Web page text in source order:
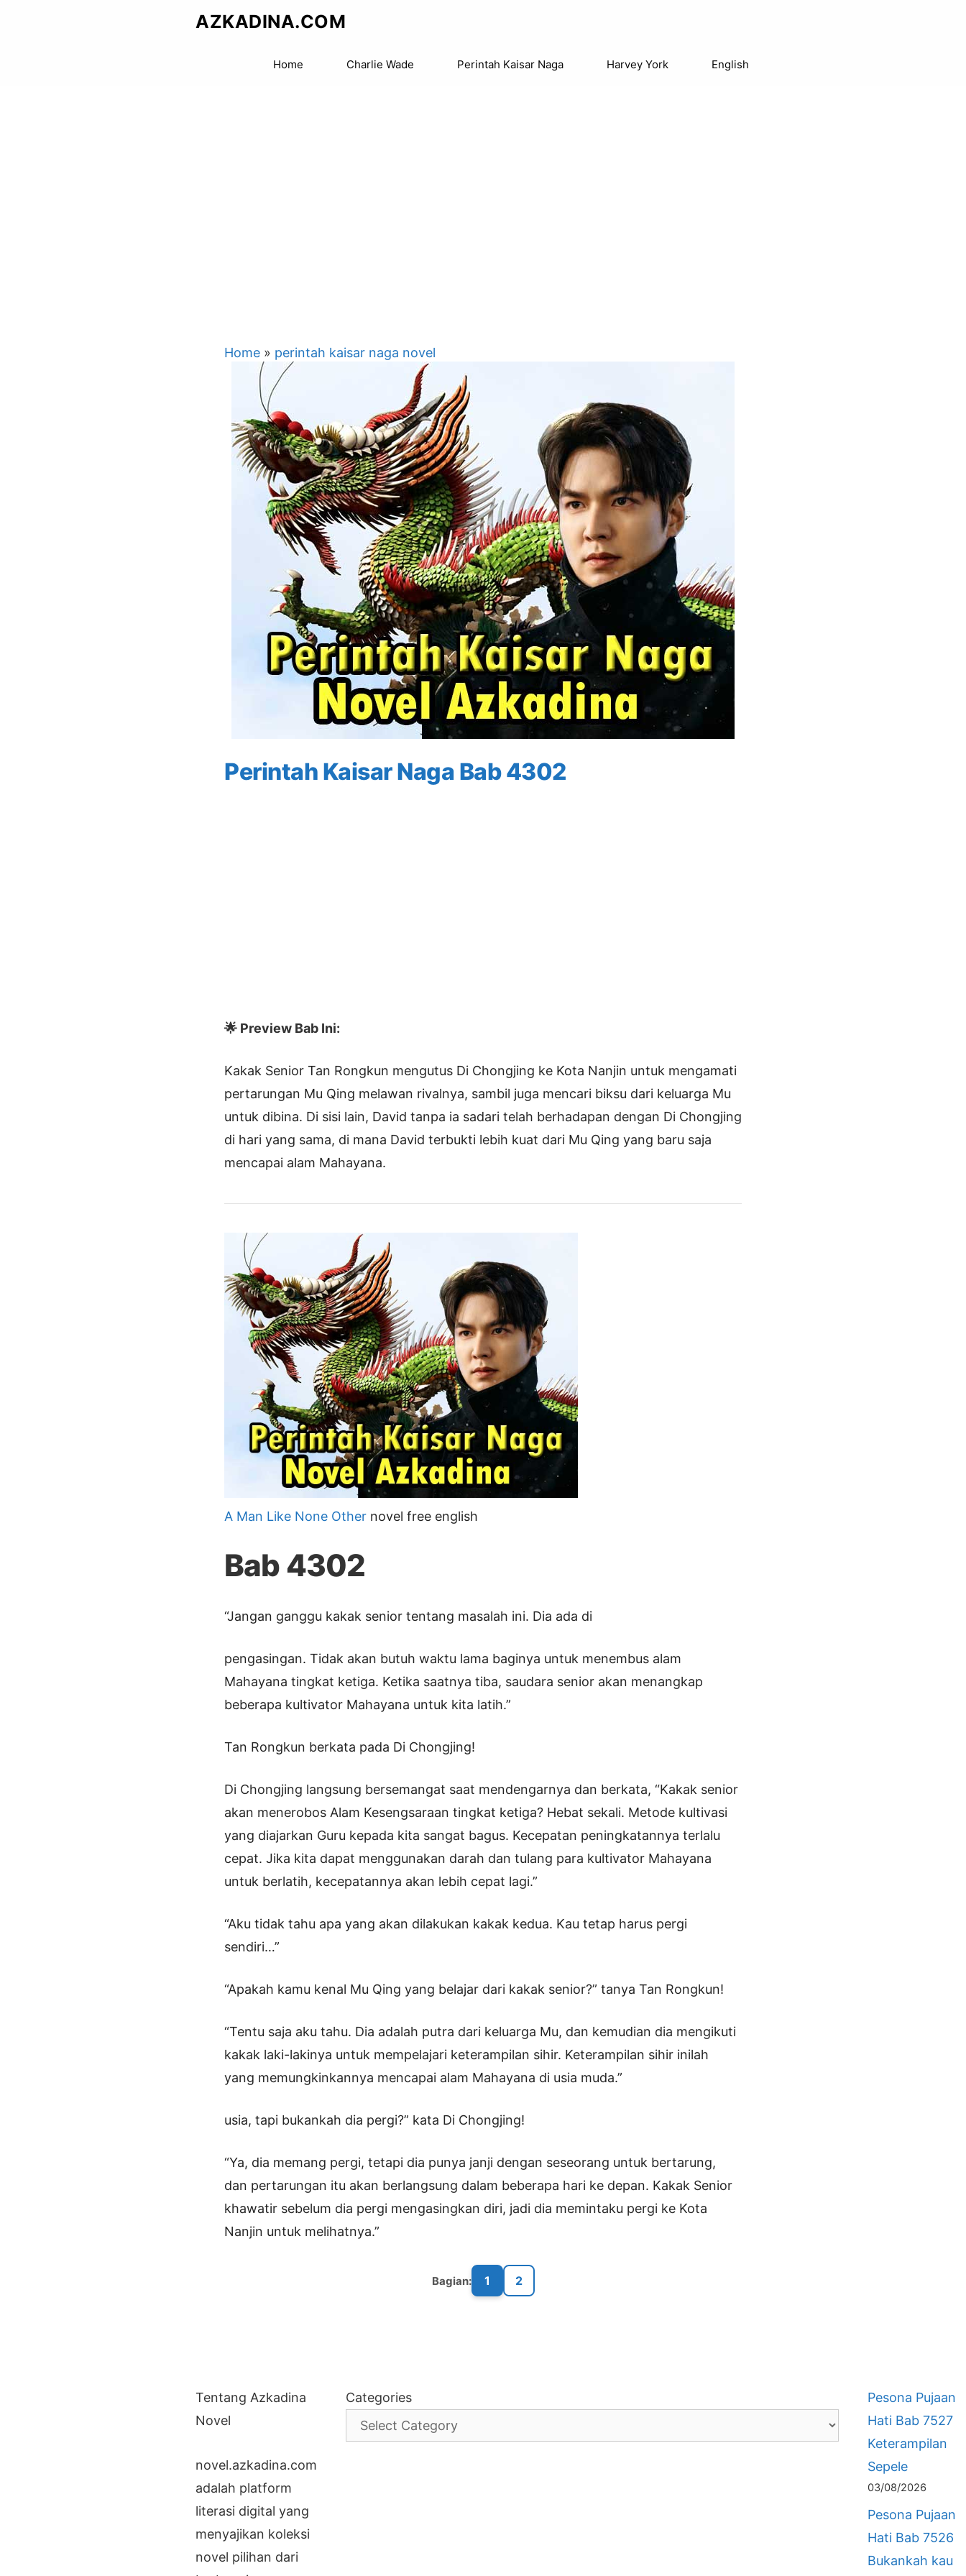
AZKADINA.COM
Home Charlie Wade Perintah Kaisar Naga Harvey York English
Home » perintah kaisar naga novel
Perintah Kaisar Naga Bab 4302
🌟 Preview Bab Ini:
Kakak Senior Tan Rongkun mengutus Di Chongjing ke Kota Nanjin untuk mengamati
pertarungan Mu Qing melawan rivalnya, sambil juga mencari biksu dari keluarga Mu
untuk dibina. Di sisi lain, David tanpa ia sadari telah berhadapan dengan Di Chongjing
di hari yang sama, di mana David terbukti lebih kuat dari Mu Qing yang baru saja
mencapai alam Mahayana.
A Man Like None Other novel free english
Bab 4302
“Jangan ganggu kakak senior tentang masalah ini. Dia ada di
pengasingan. Tidak akan butuh waktu lama baginya untuk menembus alam
Mahayana tingkat ketiga. Ketika saatnya tiba, saudara senior akan menangkap
beberapa kultivator Mahayana untuk kita latih.”
Tan Rongkun berkata pada Di Chongjing!
Di Chongjing langsung bersemangat saat mendengarnya dan berkata, “Kakak senior
akan menerobos Alam Kesengsaraan tingkat ketiga? Hebat sekali. Metode kultivasi
yang diajarkan Guru kepada kita sangat bagus. Kecepatan peningkatannya terlalu
cepat. Jika kita dapat menggunakan darah dan tulang para kultivator Mahayana
untuk berlatih, kecepatannya akan lebih cepat lagi.”
“Aku tidak tahu apa yang akan dilakukan kakak kedua. Kau tetap harus pergi
sendiri…”
“Apakah kamu kenal Mu Qing yang belajar dari kakak senior?” tanya Tan Rongkun!
“Tentu saja aku tahu. Dia adalah putra dari keluarga Mu, dan kemudian dia mengikuti
kakak laki-lakinya untuk mempelajari keterampilan sihir. Keterampilan sihir inilah
yang memungkinkannya mencapai alam Mahayana di usia muda.”
usia, tapi bukankah dia pergi?” kata Di Chongjing!
“Ya, dia memang pergi, tetapi dia punya janji dengan seseorang untuk bertarung,
dan pertarungan itu akan berlangsung dalam beberapa hari ke depan. Kakak Senior
khawatir sebelum dia pergi mengasingkan diri, jadi dia memintaku pergi ke Kota
Nanjin untuk melihatnya.”
Bagian: 1 2
Tentang Azkadina
Novel
novel.azkadina.com
adalah platform
literasi digital yang
menyajikan koleksi
novel pilihan dari
Categories
Pesona Pujaan
Hati Bab 7527
Keterampilan
Sepele
03/08/2026
Pesona Pujaan
Hati Bab 7526
Bukankah kau